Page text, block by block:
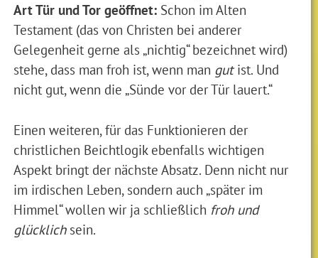
Art Tür und Tor geöffnet: Schon im Alten
Testament (das von Christen bei anderer
Gelegenheit gerne als „nichtig“ bezeichnet wird)
stehe, dass man froh ist, wenn man gutist. Und
nicht gut, wenn die „Sünde vor der Tür lauert.“
Einen weiteren, für das Funktionieren der
christlichen Beichtlogik ebenfalls wichtigen
Aspekt bringt der nächste Absatz. Denn nicht nur
im irdischen Leben, sondern auch „später im
Himmel“ wollen wir ja schließlich froh und
glücklichsein.